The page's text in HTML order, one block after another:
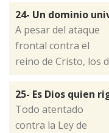
24- Un dominio
A pesar del ataque
frontal contra el
reino de Cristo, los
25- Es Dios quien
Todo atentado
contra la Ley de